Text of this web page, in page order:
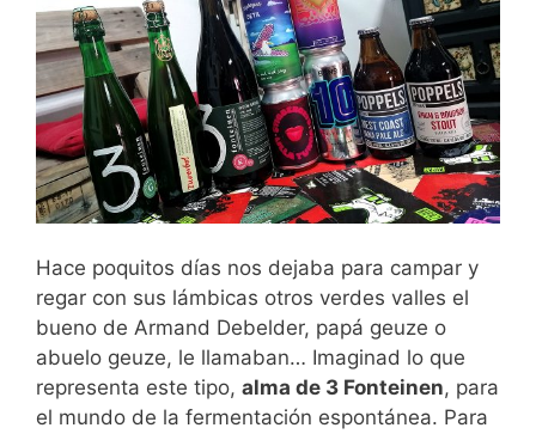
Hace poquitos días nos dejaba para campar y
regar con sus lámbicas otros verdes valles el
bueno de Armand Debelder, papá geuze o
abuelo geuze, le llamaban… Imaginad lo que
representa este tipo, alma de 3 Fonteinen, para
el mundo de la fermentación espontánea. Para